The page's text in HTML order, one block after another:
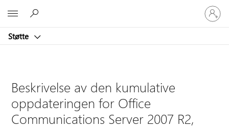
Støtte
Logg
på
kontoen
Beskrivelse av den kumulative
oppdateringen for Office
Communications Server 2007 R2,